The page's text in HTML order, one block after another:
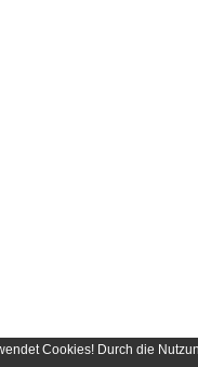
Cookies! Durch die